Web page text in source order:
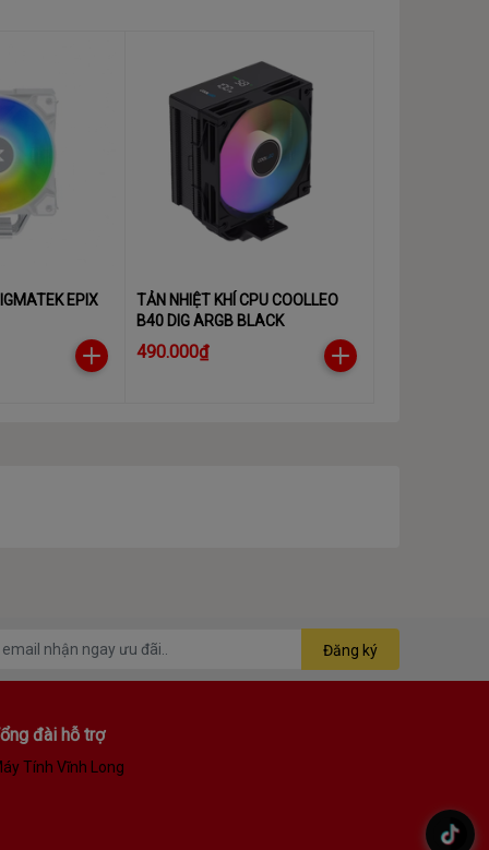
EPIX
TẢN NHIỆT KHÍ CPU COOLLEO
B40 DIG ARGB BLACK
490.000₫
Đăng ký
đài hỗ trợ
Tính Vĩnh Long
.